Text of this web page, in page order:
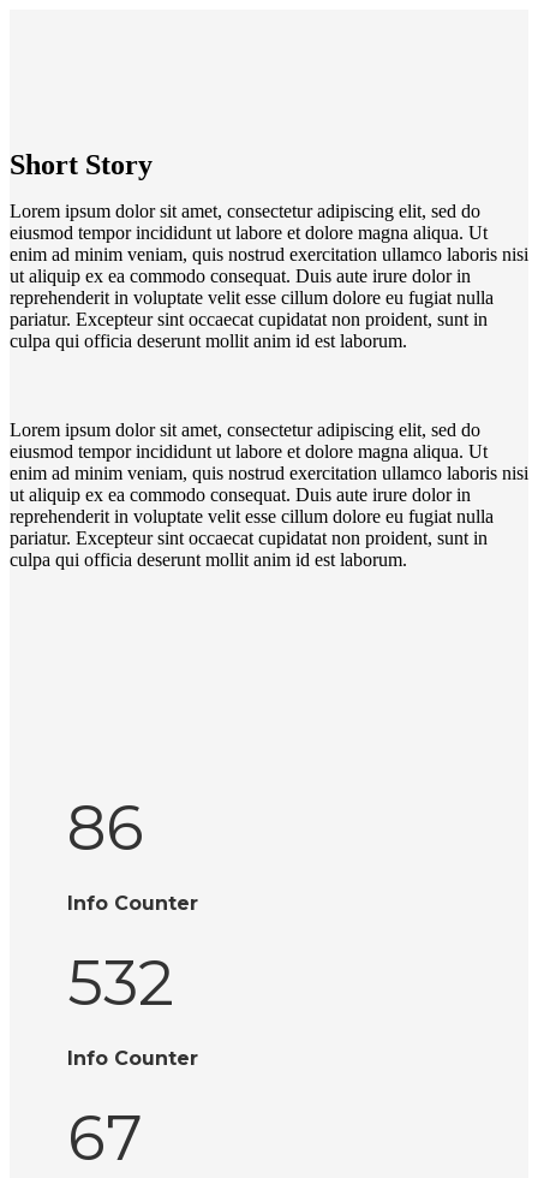
Short Story
Lorem ipsum dolor sit amet, consectetur adipiscing elit, sed do
eiusmod tempor incididunt ut labore et dolore magna aliqua. Ut
enim ad minim veniam, quis nostrud exercitation ullamco laboris nisi
ut aliquip ex ea commodo consequat. Duis aute irure dolor in
reprehenderit in voluptate velit esse cillum dolore eu fugiat nulla
pariatur. Excepteur sint occaecat cupidatat non proident, sunt in
culpa qui officia deserunt mollit anim id est laborum.
Lorem ipsum dolor sit amet, consectetur adipiscing elit, sed do
eiusmod tempor incididunt ut labore et dolore magna aliqua. Ut
enim ad minim veniam, quis nostrud exercitation ullamco laboris nisi
ut aliquip ex ea commodo consequat. Duis aute irure dolor in
reprehenderit in voluptate velit esse cillum dolore eu fugiat nulla
pariatur. Excepteur sint occaecat cupidatat non proident, sunt in
culpa qui officia deserunt mollit anim id est laborum.
86
Info Counter
532
Info Counter
67